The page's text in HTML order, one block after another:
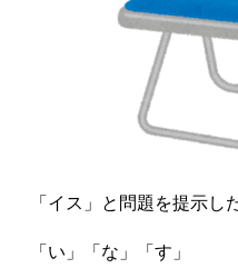
「イス」と問題を提示し
「い」「な」「す」